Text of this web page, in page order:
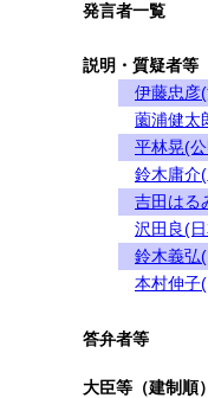
発言者一覧
説明・質疑者等
伊藤忠彦
薗浦健太
平林晃(
鈴木庸介
吉田はる
沢田良(
鈴木義弘
本村伸子
答弁者等
大臣等（建制順